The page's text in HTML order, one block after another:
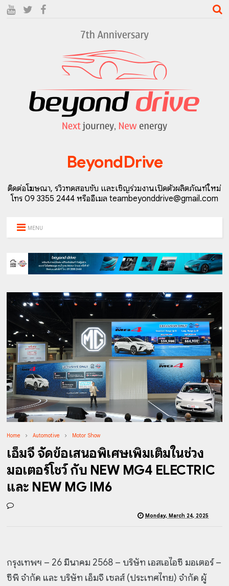
BeyondDrive
ติดต่อโฆษณา, รีวิวทดสอบขับ และเชิญร่วมงานเปิดตัวผลิตภัณฑ์ใหม่
โทร 09 3355 2444 หรืออีเมล teambeyonddrive@gmail.com
MENU
Home Automotive Motor Show
เอ็มจี จัดข้อเสนอพิเศษเพิ่มเติมในช่วง
มอเตอร์โชว์ กับ NEW MG4 ELECTRIC
และ NEW MG IM6
Monday, March 24, 2025
กรุงเทพฯ – 26 มีนาคม 2568 – บริษัท เอสเอไอซี มอเตอร์ –
ซีพี จำกัด และ บริษัท เอ็มจี เซลส์ (ประเทศไทย) จำกัด ผู้